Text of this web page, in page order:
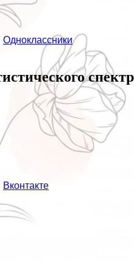
Одноклассники
Вконтакте